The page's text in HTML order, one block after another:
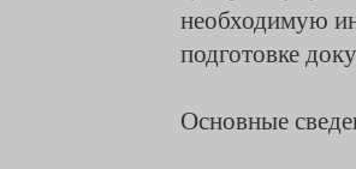
необходимую
подготовке
Основные